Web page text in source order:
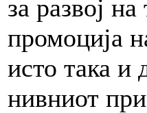
за развој
промоција
исто така и
нивниот